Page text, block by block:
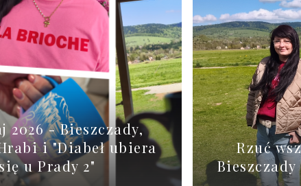
2026 - Bieszczady,
i "Diabeł ubiera
się u Prady 2"
Rzuć